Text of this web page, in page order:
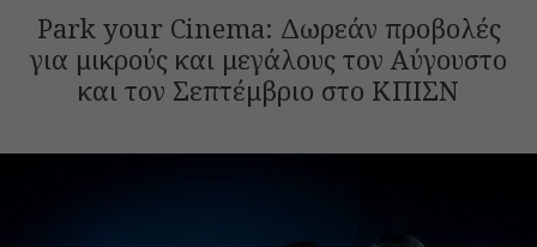
Park your Cinema: Δωρεάν προβολές
για μικρούς και μεγάλους τον Αύγουστο
και τον Σεπτέμβριο στο ΚΠΙΣΝ